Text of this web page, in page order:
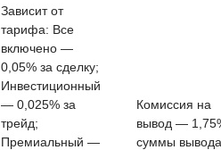
Зависит от
тарифа: Все
включено —
0,05% за сделку;
Инвестиционный
— 0,025% за
трейд;
Премиальный —
Комиссия на
вывод —
суммы